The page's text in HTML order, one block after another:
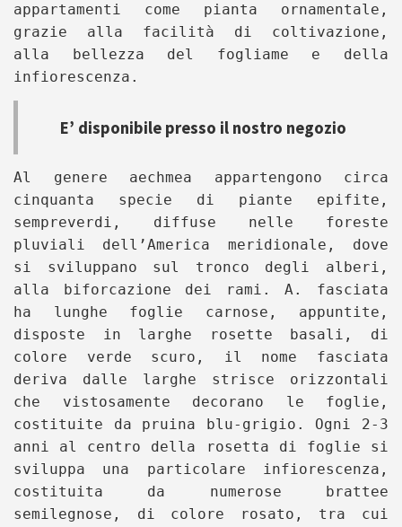
appartamenti come pianta ornamentale,
grazie alla facilità di coltivazione,
alla bellezza del fogliame e della
infiorescenza.
E’ disponibile presso il nostro negozio
Al genere aechmea appartengono circa
cinquanta specie di piante epifite,
sempreverdi, diffuse nelle foreste
pluviali dell’America meridionale, dove
si sviluppano sul tronco degli alberi,
alla biforcazione dei rami. A. fasciata
ha lunghe foglie carnose, appuntite,
disposte in larghe rosette basali, di
colore verde scuro, il nome fasciata
deriva dalle larghe strisce orizzontali
che vistosamente decorano le foglie,
costituite da pruina blu-grigio. Ogni 2-3
anni al centro della rosetta di foglie si
sviluppa una particolare infiorescenza,
costituita da numerose brattee
semilegnose, di colore rosato, tra cui